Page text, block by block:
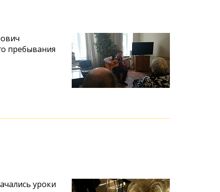
пребывания
уроки